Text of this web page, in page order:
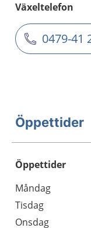
Växeltelefon
0479-41
Öppettider
Öppettider
Dag
Öppettider
Kommentarer
Måndag
Tisdag
Onsdag